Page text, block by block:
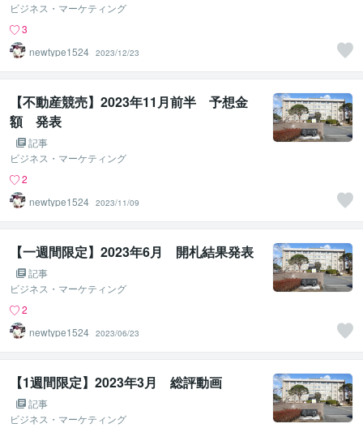
ビジネス・マーケティング
3
newtype1524 2023/12/23
【不動産競売】2023年11月前半 予想金
額 発表
記事
ビジネス・マーケティング
2
newtype1524 2023/11/09
【一週間限定】2023年6月 開札結果発表
記事
ビジネス・マーケティング
2
newtype1524 2023/06/23
【1週間限定】2023年3月 総評動画
記事
ビジネス・マーケティング